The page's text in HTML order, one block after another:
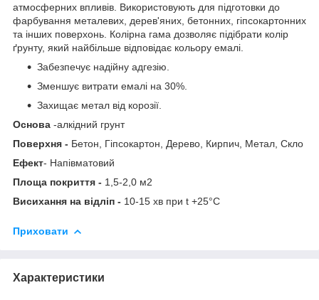
атмосферних впливів. Використовують для підготовки до
фарбування металевих, дерев'яних, бетонних, гіпсокартонних
та інших поверхонь. Колірна гама дозволяє підібрати колір
ґрунту, який найбільше відповідає кольору емалі.
Забезпечує надійну адгезію.
Зменшує витрати емалі на 30%.
Захищає метал від корозії.
Основа -алкідний грунт
Поверхня - Бетон, Гіпсокартон, Дерево, Кирпич, Метал, Скло
Ефект- Напівматовий
Площа покриття - 1,5-2,0 м2
Висихання на відліп - 10-15 хв при t +25°С
Приховати
Характеристики